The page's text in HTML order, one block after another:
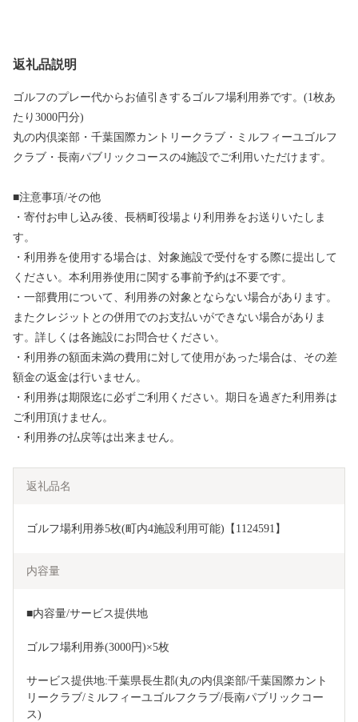
返礼品説明
ゴルフのプレー代からお値引きするゴルフ場利用券です。(1枚あ
たり3000円分)
丸の内倶楽部・千葉国際カントリークラブ・ミルフィーユゴルフ
クラブ・長南パブリックコースの4施設でご利用いただけます。
■注意事項/その他
・寄付お申し込み後、長柄町役場より利用券をお送りいたしま
す。
・利用券を使用する場合は、対象施設で受付をする際に提出して
ください。本利用券使用に関する事前予約は不要です。
・一部費用について、利用券の対象とならない場合があります。
またクレジットとの併用でのお支払いができない場合がありま
す。詳しくは各施設にお問合せください。
・利用券の額面未満の費用に対して使用があった場合は、その差
額金の返金は行いません。
・利用券は期限迄に必ずご利用ください。期日を過ぎた利用券は
ご利用頂けません。
・利用券の払戻等は出来ません。
返礼品名
ゴルフ場利用券5枚(町内4施設利用可能)【1124591】
内容量
■内容量/サービス提供地
ゴルフ場利用券(3000円)×5枚
サービス提供地:千葉県長生郡(丸の内倶楽部/千葉国際カント
リークラブ/ミルフィーユゴルフクラブ/長南パブリックコー
ス)